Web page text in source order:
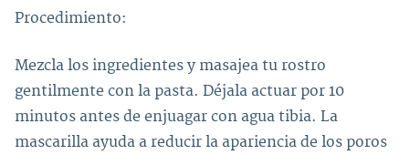
Procedimiento:
Mezcla los ingredientes y masajea tu rostro
gentilmente con la pasta. Déjala actuar por 10
minutos antes de enjuagar con agua tibia. La
mascarilla ayuda a reducir la apariencia de los poros